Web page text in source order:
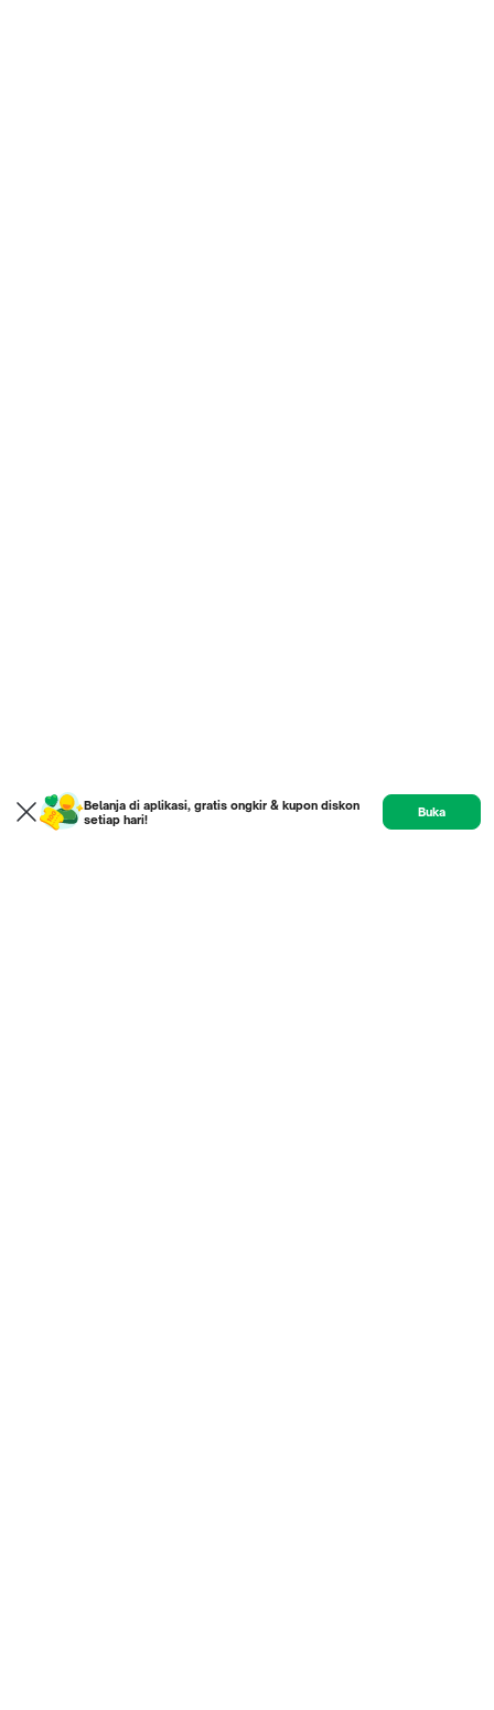
Belanja di aplikasi, gratis ongkir & kupon diskon
setiap hari!
Buka